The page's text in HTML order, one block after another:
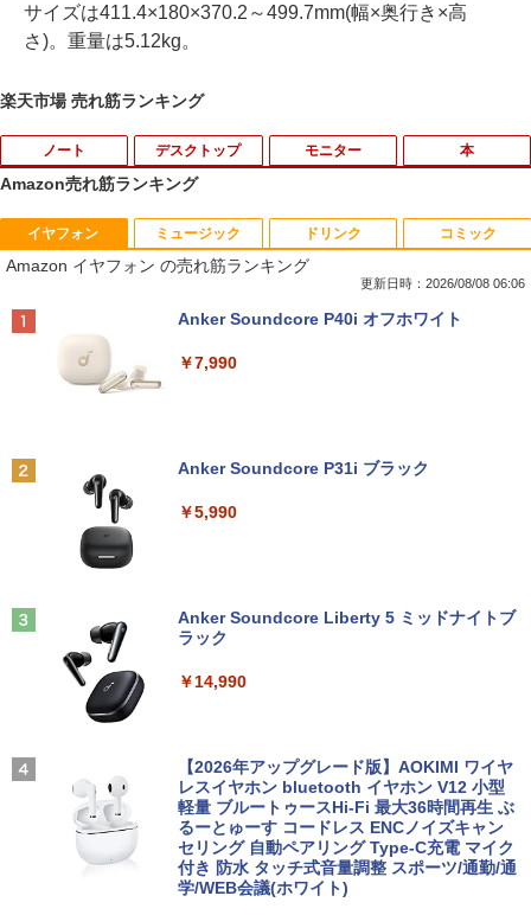
サイズは411.4×180×370.2～499.7mm(幅×奥行き×高
さ)。重量は5.12kg。
楽天市場 売れ筋ランキング
ノート
1
【期間限定破格金額！】新生活 新古品 W
in11搭載 パソコンノートパソコンoffice
付き 初心者向けノートPC 初期設定済 1
メモリ4GB～ 高速SSD1TB 最大 フルHD
新で在庫処分
応】Webカメラ&テンキー付き ノートパ
型 無線LAN office付き 2026 福袋 ギフト
新品第13世代CPU搭載ノートPC Office
付きノートパソコン 初心者向け Window
s11 初期設定済 Webカメラ zoom 日本語
キーボード 14.1型 Intel Celeron メモリ
8GB SSD1TB(最大) 大容量バッテリービ
ジネス 大学生 プレゼント 学生向け
デスクトップ モニター
1
中古24インチ液晶モニター PHILIPS 241
B4L【中古】
￥6,600
ノングレア 非光沢 1080PフルHD コスパ
高画質 デュアルモニター サブモニター
リモートワーク IPS Tpye-C/mini HDMI
Yoothi 互換品 液晶 13.3インチ HP Pavili
on Aero 13-bg 13z-bg 13-bg0000 13z-
bg000 13-bg0xxx 13z-bg0xx 対応 1920
x1200 WUXGA IPS LED LCD 液晶ディ
本
1
[新品]マッシュル-MASHLE- (1-18巻 全
巻) 全巻セット
￥8,954
ル ]
7 【電子書籍】[ 山口 ミコト ]
￥924
Amazon売れ筋ランキング
イヤフォン
Amazon イヤフォン の売れ筋ランキング
更新日時：2026/08/08 06:06
Anker Soundcore P40i オフホワイト
￥7,990
Anker Soundcore P31i ブラック
￥5,990
Anker Soundcore Liberty 5 ミッドナイトブ
ラック
￥14,990
【2026年アップグレード版】AOKIMI ワイヤ
レスイヤホン bluetooth イヤホン V12 小型
軽量 ブルートゥースHi-Fi 最大36時間再生 ぶ
るーとゅーす コードレス ENCノイズキャン
セリング 自動ペアリング Type-C充電 マイク
付き 防水 タッチ式音量調整 スポーツ/通勤/通
学/WEB会議(ホワイト)
ミュージック ドリンク コミック